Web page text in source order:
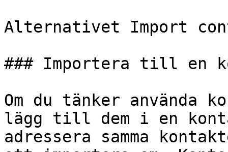
Alternativet Import
### Importera till en
Om du tänker använda
lägg till dem i en
adressera samma